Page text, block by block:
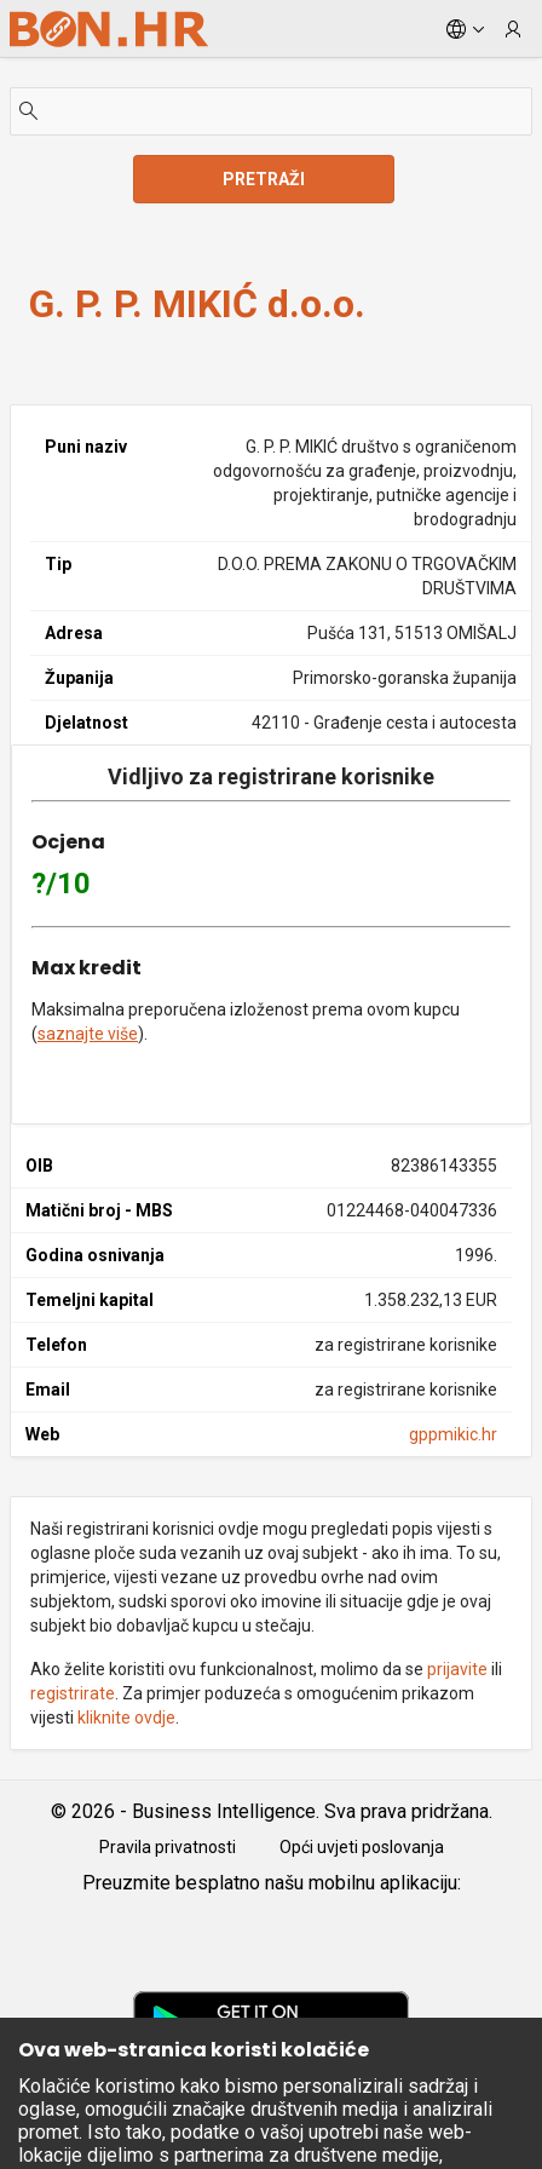
Skip to Main Content
PRETRAŽI
G. P. P. MIKIĆ d.o.o.
Puni naziv
G. P. P. MIKIĆ društvo s ograničenom
odgovornošću za građenje, proizvodnju,
projektiranje, putničke agencije i
brodogradnju
Tip
D.O.O. PREMA ZAKONU O TRGOVAČKIM
DRUŠTVIMA
Adresa Pušća 131, 51513 OMIŠALJ
Županija Primorsko-goranska županija
Djelatnost 42110 - Građenje cesta i autocesta
Vidljivo za registrirane korisnike
Ocjena
?/10
Max kredit
Maksimalna preporučena izloženost prema ovom kupcu
(saznajte više).
OIB 82386143355
Matični broj - MBS 01224468-040047336
Godina osnivanja 1996.
Temeljni kapital 1.358.232,13 EUR
Telefon za registrirane korisnike
Email za registrirane korisnike
Web gppmikic.hr
Naši registrirani korisnici ovdje mogu pregledati popis vijesti s
oglasne ploče suda vezanih uz ovaj subjekt - ako ih ima. To su,
primjerice, vijesti vezane uz provedbu ovrhe nad ovim
subjektom, sudski sporovi oko imovine ili situacije gdje je ovaj
subjekt bio dobavljač kupcu u stečaju.
Ako želite koristiti ovu funkcionalnost, molimo da se prijavite ili
registrirate . Za primjer poduzeća s omogućenim prikazom
vijesti kliknite ovdje
© 2026 - Business Intelligence. Sva prava pridržana.
Pravila privatnosti Opći uvjeti poslovanja
Preuzmite besplatno našu mobilnu aplikaciju:
Apple
Store
Ova web-stranica koristi kolačiće
Kolačiće koristimo kako bismo personalizirali sadržaj i
oglase, omogućili značajke društvenih medija i analizirali
promet. Isto tako, podatke o vašoj upotrebi naše web-
lokacije dijelimo s partnerima za društvene medije,